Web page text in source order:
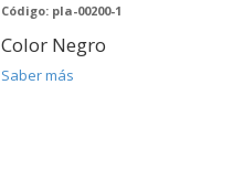
Código: pla-00200-1
Color Negro
Saber más